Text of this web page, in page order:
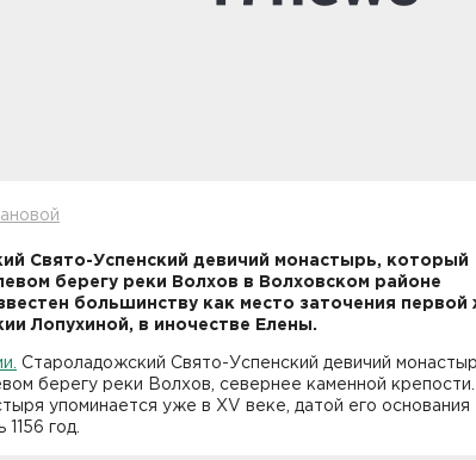
Свято-Успенский девичий монастырь, который
берегу реки Волхов в Волховском районе
большинству как место заточения первой
Лопухиной, в иночестве Елены.
Староладожский Свято-Успенский девичий
берегу реки Волхов, севернее каменной крепости.
упоминается уже в XV веке, датой его основания
год.